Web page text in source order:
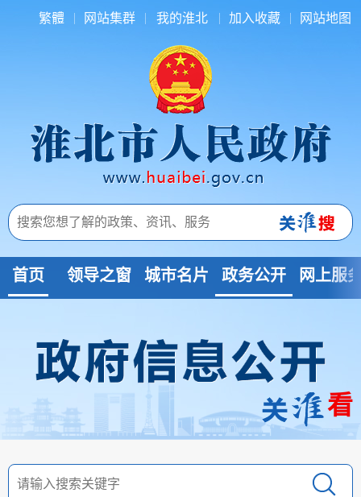
繁體 网站集群 我的淮北 加入收藏 网站地图
首页 领导之窗 城市名片 政务公开 网上服
看